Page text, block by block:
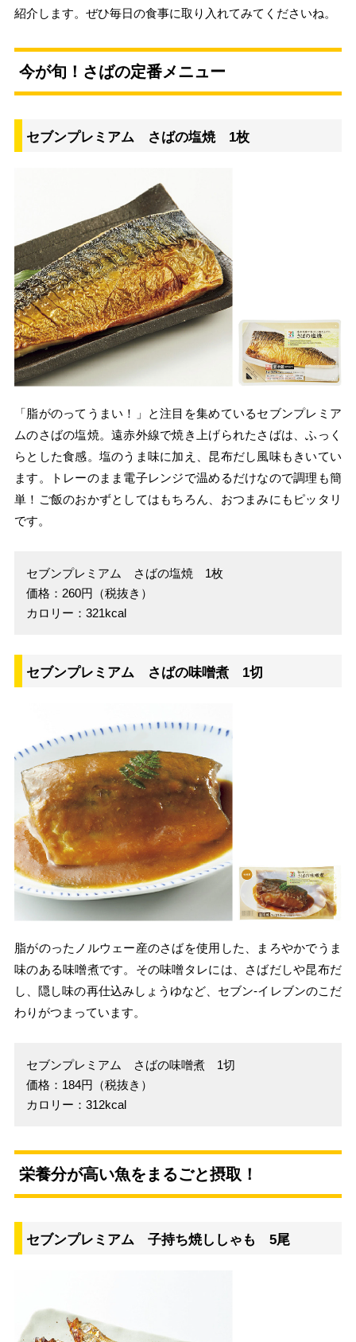
紹介します。ぜひ毎日の食事に取り入れてみてくださいね。
今が旬！さばの定番メニュー
セブンプレミアム さばの塩焼 1枚
「脂がのってうまい！」と注目を集めているセブンプレミア
ムのさばの塩焼。遠赤外線で焼き上げられたさばは、ふっく
らとした食感。塩のうま味に加え、昆布だし風味もきいてい
ます。トレーのまま電子レンジで温めるだけなので調理も簡
単！ご飯のおかずとしてはもちろん、おつまみにもピッタリ
です。
セブンプレミアム さばの塩焼 1枚
価格：260円（税抜き）
カロリー：321kcal
セブンプレミアム さばの味噌煮 1切
脂がのったノルウェー産のさばを使用した、まろやかでうま
味のある味噌煮です。その味噌タレには、さばだしや昆布だ
し、隠し味の再仕込みしょうゆなど、セブン‐イレブンのこだ
わりがつまっています。
セブンプレミアム さばの味噌煮 1切
価格：184円（税抜き）
カロリー：312kcal
栄養分が高い魚をまるごと摂取！
セブンプレミアム 子持ち焼ししゃも 5尾